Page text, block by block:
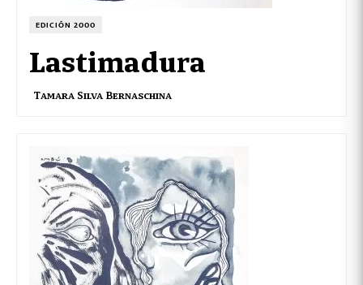
EDICIÓN 2000
Lastimadura
Tamara Silva Bernaschina